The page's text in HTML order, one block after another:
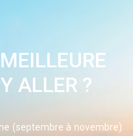
ALLER ?
(septembre à novembre)